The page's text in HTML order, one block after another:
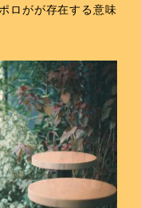
ロがが存在する意味